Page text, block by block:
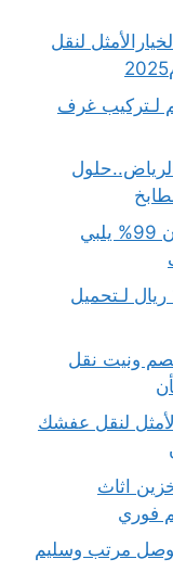
لنقل
100ريال خصم لـتركيب غرف
دينا تشيل اثاث مستعمل بالرياض بأمان 99% يلبي
دينه تحميل عفش الرياض بخصم 100 ريال لـتحميل
حي السويدي 18%خصم ونيت نقل
لنقل عفشك
اثاث
مرتب وسليم